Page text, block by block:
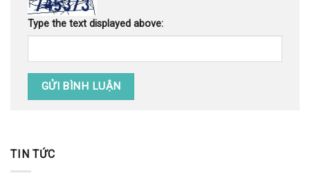
Type the text displayed above:
TIN TỨC